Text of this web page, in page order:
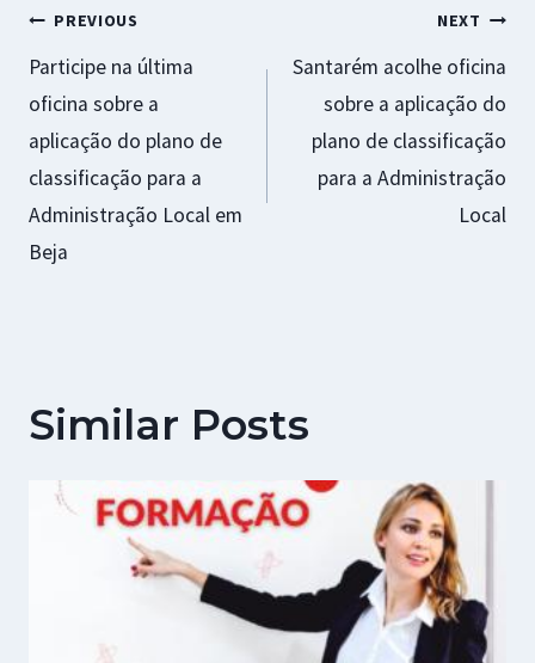
Navegação
de
artigos
PREVIOUS
Participe na última
oficina sobre a
aplicação do plano de
classificação para a
Administração Local em
Beja
NEXT
Santarém acolhe oficina
sobre a aplicação do
plano de classificação
para a Administração
Local
Similar Posts